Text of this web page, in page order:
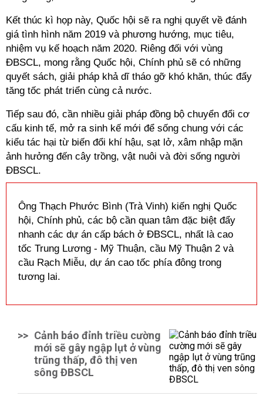
Kết thúc kì họp này, Quốc hội sẽ ra nghị quyết về đánh
giá tình hình năm 2019 và phương hướng, mục tiêu,
nhiệm vụ kế hoạch năm 2020. Riêng đối với vùng
ĐBSCL, mong rằng Quốc hội, Chính phủ sẽ có những
quyết sách, giải pháp khả dĩ tháo gỡ khó khăn, thúc đẩy
tăng tốc phát triển cùng cả nước.
Tiếp sau đó, cần nhiều giải pháp đồng bộ chuyển đổi cơ
cấu kinh tế, mở ra sinh kế mới để sống chung với các
kiểu tác hại từ biến đổi khí hậu, sạt lở, xâm nhập mặn
ảnh hưởng đến cây trồng, vật nuôi và đời sống người
ĐBSCL.
Ông Thạch Phước Bình (Trà Vinh) kiến nghị Quốc
hội, Chính phủ, các bộ cần quan tâm đặc biệt đẩy
nhanh các dự án cấp bách ở ĐBSCL, nhất là cao
tốc Trung Lương - Mỹ Thuận, cầu Mỹ Thuận 2 và
cầu Rạch Miễu, dự án cao tốc phía đông trong
tương lai.
>> Cảnh báo đỉnh triều cường
mới sẽ gây ngập lụt ở vùng
trũng thấp, đô thị ven
sông ĐBSCL